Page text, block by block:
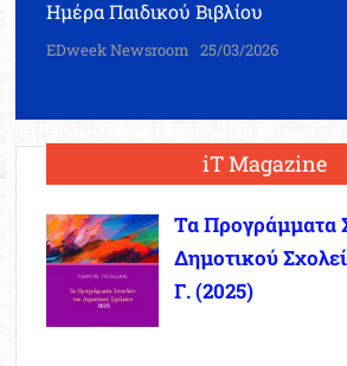
Ημέρα Παιδικού Βιβλίου
EDweek Newsroom 25/03/2026
iT Magazine
Τα Προγράμματα
Δημοτικού
Γ. (2025)